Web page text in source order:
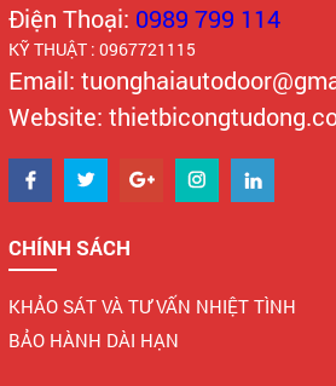
Điện Thoại: 0989 799 114
KỸ THUẬT : 0967721115
Email:
Website:
CHÍNH SÁCH
KHẢO SÁT VÀ TƯ VẤN NHIỆT TÌNH
BẢO HÀNH DÀI HẠN